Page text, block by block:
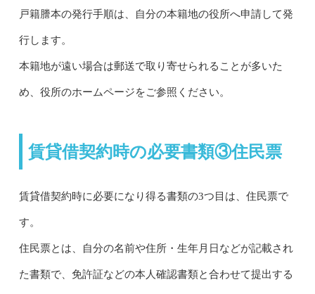
戸籍謄本の発行手順は、自分の本籍地の役所へ申請して発
行します。
本籍地が遠い場合は郵送で取り寄せられることが多いた
め、役所のホームページをご参照ください。
賃貸借契約時の必要書類③住民票
賃貸借契約時に必要になり得る書類の3つ目は、住民票で
す。
住民票とは、自分の名前や住所・生年月日などが記載され
た書類で、免許証などの本人確認書類と合わせて提出する